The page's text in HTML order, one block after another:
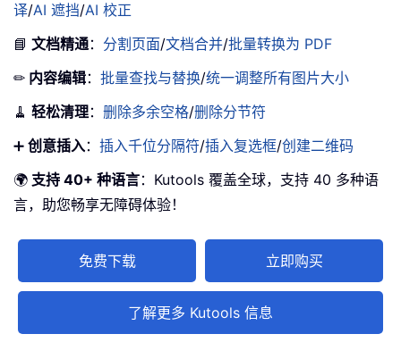
译/AI 遮挡/AI 校正
📘 文档精通： 分割页面/文档合并/批量转换为 PDF
✏ 内容编辑： 批量查找与替换/统一调整所有图片大小
🧹 轻松清理： 删除多余空格/删除分节符
➕ 创意插入： 插入千位分隔符/插入复选框/创建二维码
🌍 支持 40+ 种语言：Kutools 覆盖全球，支持 40 多种语
言，助您畅享无障碍体验！
免费下载 立即购买
了解更多 Kutools 信息